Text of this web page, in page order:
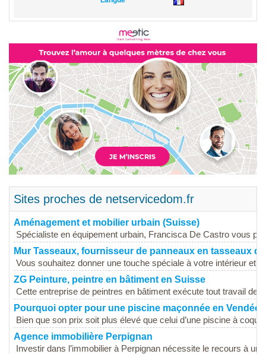
Sites proches de netservicedom.fr
Aménagement et mobilier urbain (Suisse)
Spécialiste en équipement urbain, Francisca De Castro vous
Mur Tasseaux, fournisseur de panneaux en tasseaux
Vous souhaitez donner une touche spéciale à votre intérieur et
ZG Peinture, peintre en bâtiment en Suisse
Cette entreprise de peintres en bâtiment exécute tout travail de
Pourquoi opter pour une piscine maçonnée en Vendée
Bien que son prix soit plus élevé que celui d’une piscine à
Agence immobilière Perpignan
Investir dans l’immobilier à Perpignan nécessite le recours à